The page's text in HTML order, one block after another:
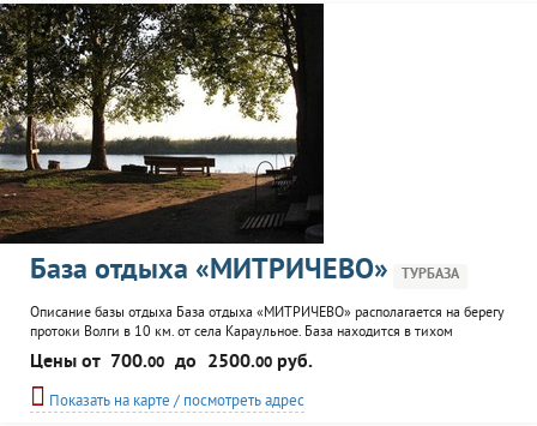
База отдыха «МИТРИЧЕВО» ТУРБАЗА
Описание базы отдыха База отдыха «МИТРИЧЕВО» располагается на берегу
протоки Волги в 10 км. от села Караульное. База находится в тихом
уединенном месте вдали от населенных пунктов. Девственная природа
Прикаспийской низменности – уникальна! Здесь много редких растений и
животных, занесенных в Красную книгу. Чудесная неиспорченная природа,
экологически чистый район, обилие...
Цены от 700.00 до 2500.00 руб.
Показать на карте / посмотреть адрес